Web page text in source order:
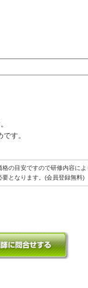
す。
の目安ですので研修内容によ
となります。(会員登録無料)